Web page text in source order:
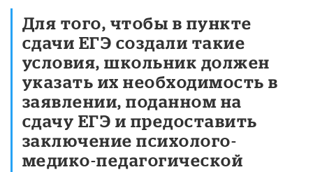
Для того, чтобы в пункте
сдачи ЕГЭ создали такие
условия, школьник должен
указать их необходимость в
заявлении, поданном на
сдачу ЕГЭ и предоставить
заключение психолого-
медико-педагогической